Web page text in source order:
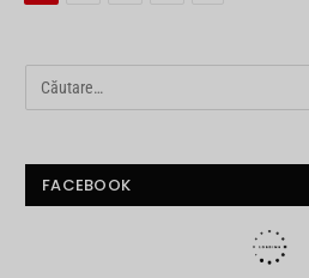
FACEBOOK